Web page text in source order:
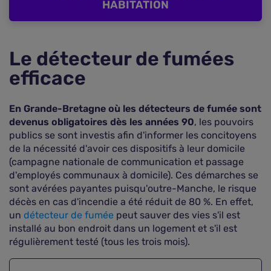
HABITATION
Le détecteur de fumées
efficace
En Grande-Bretagne où les détecteurs de fumée sont
devenus obligatoires dès les années 90, les pouvoirs
publics se sont investis afin d'informer les concitoyens
de la nécessité d'avoir ces dispositifs à leur domicile
(campagne nationale de communication et passage
d'employés communaux à domicile). Ces démarches se
sont avérées payantes puisqu'outre-Manche, le risque
décès en cas d'incendie a été réduit de 80 %. En effet,
un détecteur de fumée peut sauver des vies s'il est
installé au bon endroit dans un logement et s'il est
régulièrement testé (tous les trois mois).